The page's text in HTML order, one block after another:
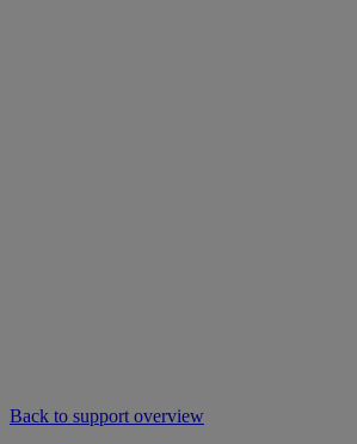
Back to support overview